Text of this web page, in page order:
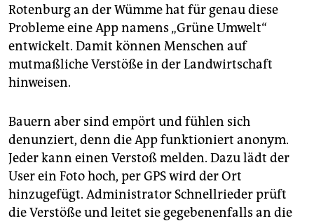
epaper login
Rotenburg an der Wümme hat für genau diese
Probleme eine App namens „Grüne Umwelt“
entwickelt. Damit können Menschen auf
mutmaßliche Verstöße in der Landwirtschaft
hinweisen.
Bauern aber sind empört und fühlen sich
denunziert, denn die App funktioniert anonym.
Jeder kann einen Verstoß melden. Dazu lädt der
User ein Foto hoch, per GPS wird der Ort
hinzugefügt. Administrator Schnellrieder prüft
die Verstöße und leitet sie gegebenenfalls an die